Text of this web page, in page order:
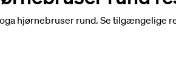
hjørnebruser rund. Se tilgængelige